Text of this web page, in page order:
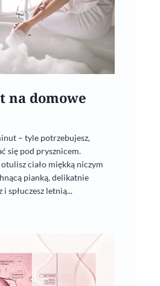
na domowe
– tyle potrzebujesz,
się pod prysznicem.
ciało miękką niczym
pianką, delikatnie
i spłuczesz letnią...